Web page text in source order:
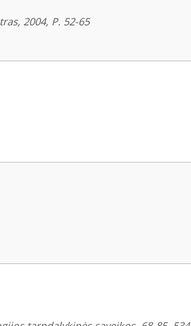
2004, P. 52-65